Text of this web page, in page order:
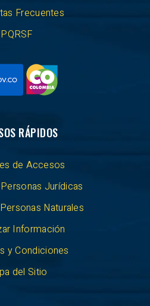
Frecuentes
PQRSF
RÁPIDOS
de Accesos
Jurídicas
Naturales
Información
y Condiciones
del Sitio